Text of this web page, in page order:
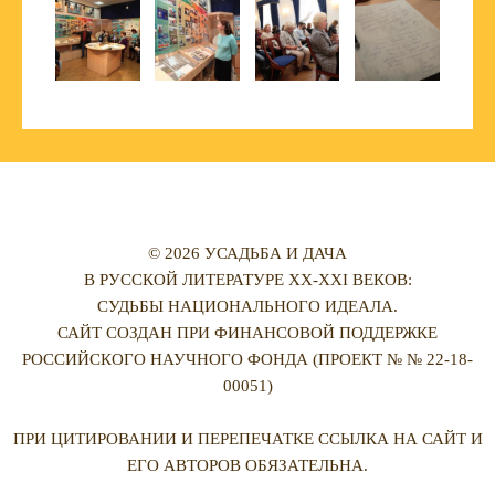
© 2026 УСАДЬБА И ДАЧА
В РУССКОЙ ЛИТЕРАТУРЕ XX-XXI ВЕКОВ:
СУДЬБЫ НАЦИОНАЛЬНОГО ИДЕАЛА.
САЙТ СОЗДАН ПРИ ФИНАНСОВОЙ ПОДДЕРЖКЕ
РОССИЙСКОГО НАУЧНОГО ФОНДА (ПРОЕКТ № № 22-18-
00051)
ПРИ ЦИТИРОВАНИИ И ПЕРЕПЕЧАТКЕ ССЫЛКА НА САЙТ И
ЕГО АВТОРОВ ОБЯЗАТЕЛЬНА.